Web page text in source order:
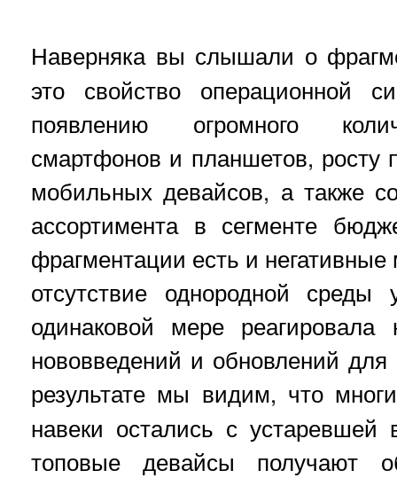
Наверняка вы слышали о
это свойство операционной
появлению огромного
смартфонов и планшетов, росту
мобильных девайсов, а также
ассортимента в сегменте
фрагментации есть и
отсутствие однородной
одинаковой мере
нововведений и обновлений
результате мы видим, что
навеки остались с
топовые девайсы получают